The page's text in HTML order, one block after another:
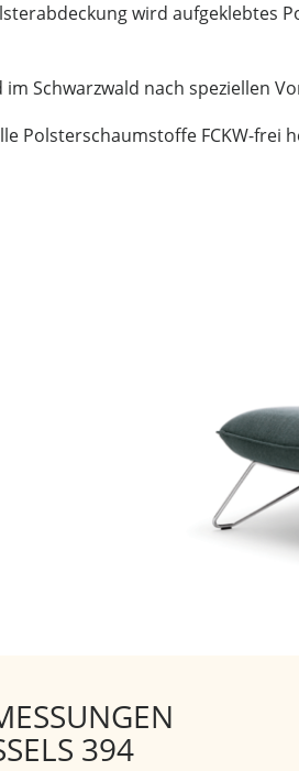
wird aufgeklebtes
Schwarzwald nach speziellen
Polsterschaumstoffe FCKW-
394